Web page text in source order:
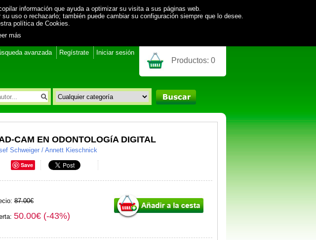
información que ayuda a optimizar su visita a sus páginas web.
uso o rechazarlo; también puede cambiar su configuración siempre que lo desee.
política de Cookies.
más
avanzada Regístrate Iniciar sesión
Productos: 0
CAM EN ODONTOLOGíA DIGITAL
Schweiger / Annett Kieschnick
Save
87.00€
50.00€ (-43%)